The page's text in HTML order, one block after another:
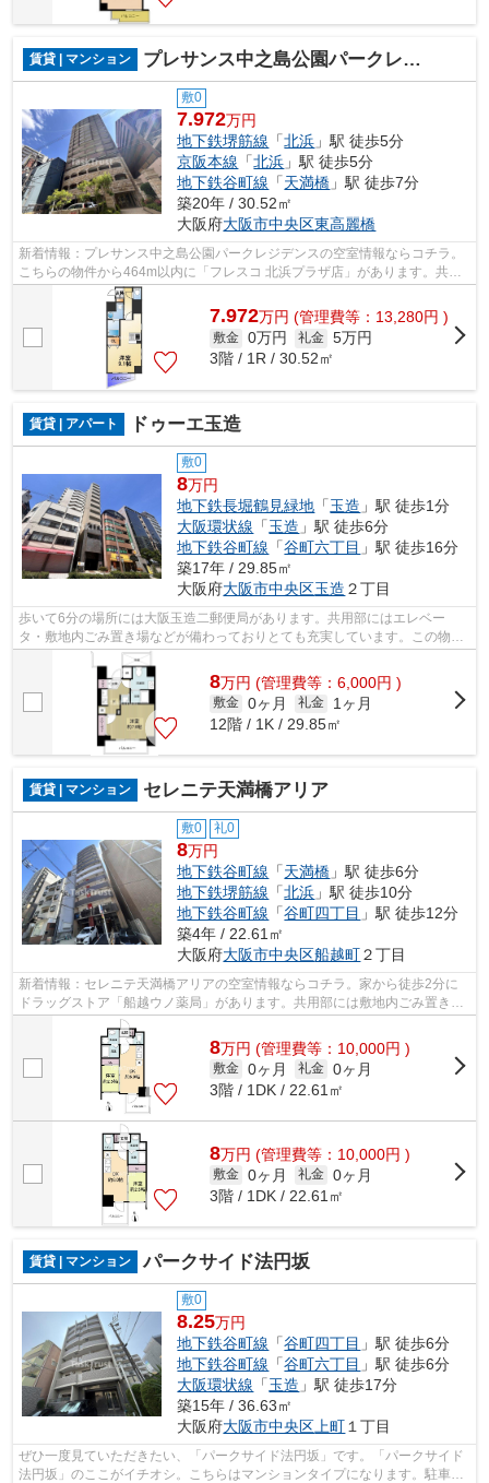
賃貸 | マンション プレサンス中之島公園パークレジデンス
敷0
7.972万円
地下鉄堺筋線 「北浜 」駅 徒歩5分
京阪本線 「北浜 」駅 徒歩5分
地下鉄谷町線 「天満橋 」駅 徒歩7分
築20年 / 30.52㎡
大阪府大阪市中央区東高麗橋
新着情報：プレサンス中之島公園パークレジデンスの空室情報ならコチラ。
こちらの物件から464m以内に「フレスコ 北浜プラザ店」があります。共用
部にはエレベータ・敷地内ごみ置き場な...
7.972万円 (管理費等：13,280円 )
敷金 0万円 礼金 5万円
3階 / 1R / 30.52㎡
賃貸 | アパート ドゥーエ玉造
敷0
8万円
地下鉄長堀鶴見緑地 「玉造 」駅 徒歩1分
大阪環状線 「玉造 」駅 徒歩6分
地下鉄谷町線 「谷町六丁目 」駅 徒歩16分
築17年 / 29.85㎡
大阪府大阪市中央区玉造 ２丁目
歩いて6分の場所には大阪玉造二郵便局があります。共用部にはエレベー
タ・敷地内ごみ置き場などが備わっておりとても充実しています。この物件
は駅から徒歩1分のアパートです。2駅利用...
8万円 (管理費等：6,000円 )
敷金 0ヶ月 礼金
1ヶ月
12階 / 1K / 29.85㎡
賃貸 | マンション セレニテ天満橋アリア
敷0 礼0
8万円
地下鉄谷町線 「天満橋 」駅 徒歩6分
地下鉄堺筋線 「北浜 」駅 徒歩10分
地下鉄谷町線 「谷町四丁目 」駅 徒歩12分
築4年 / 22.61㎡
大阪府大阪市中央区船越町２丁目
新着情報：セレニテ天満橋アリアの空室情報ならコチラ。家から徒歩2分に
ドラッグストア「船越ウノ薬局」があります。共用部には敷地内ごみ置き
場・エレベータなどが揃っており、とても...
8万円 (管理費等：10,000円 )
敷金 0ヶ月 礼金 0ヶ月
3階 / 1DK / 22.61㎡
8万円 (管理費等：10,000円 )
敷金 0ヶ月 礼金 0ヶ月
3階 / 1DK / 22.61㎡
賃貸 | マンション パークサイド法円坂
敷0
8.25万円
地下鉄谷町線 「谷町四丁目 」駅 徒歩6分
地下鉄谷町線 「谷町六丁目 」駅 徒歩6分
大阪環状線 「玉造 」駅 徒歩17分
築15年 / 36.63㎡
大阪府大阪市中央区 上町 １丁目
ぜひ一度見ていただきたい、「パークサイド法円坂」です。「パークサイド
法円坂」のここがイチオシ。こちらはマンションタイプになります。駐車場